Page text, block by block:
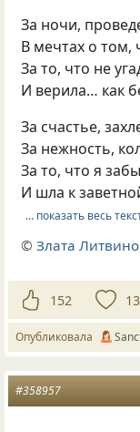
За ночи,
В мечтах о том,
За то, что не
И верила… как
За счастье,
За нежность,
За то, что я
И шла к
… показать весь
©Злата
152
Опубликовала
#358957